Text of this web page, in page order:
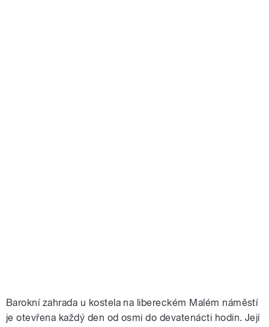
Barokní zahrada u kostela na libereckém Malém náměstí
je otevřena každý den od osmi do devatenácti hodin. Její